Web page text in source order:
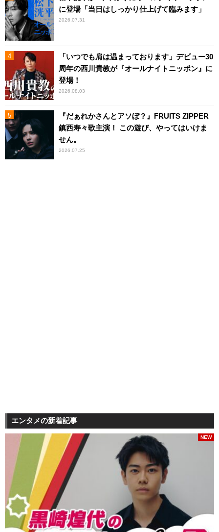
に登場「当日はしっかり仕上げて臨みます」
2026.07.31
「いつでも肩は温まっております」デビュー30
周年の西川貴教が『オールナイトニッポン』に
登場！
2026.08.03
『だぁれかさんとアソぼ？』FRUITS ZIPPER
鎮西寿々歌主演！ この遊び、やってはいけま
せん。
2026.07.25
エンタメの新着記事
NEW